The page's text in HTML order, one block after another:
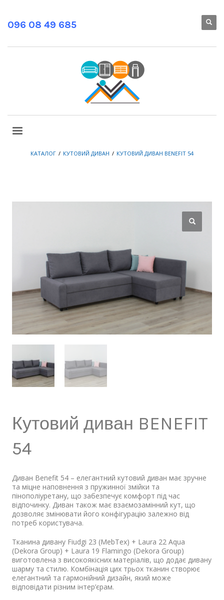
096 08 49 685
КАТАЛОГ КУТОВИЙ ДИВАН КУТОВИЙ ДИВАН BENEFIT 54
Кутовий диван BENEFIT
54
Диван Benefit 54 – елегантний кутовий диван має зручне
та міцне наповнення з пружинної змійки та
пінополіуретану, що забезпечує комфорт під час
відпочинку. Диван також має взаємозамінний кут, що
дозволяє змінювати його конфігурацію залежно від
потреб користувача.
Тканина дивану Fiudgi 23 (MebTex) + Laura 22 Aqua
(Dekora Group) + Laura 19 Flamingo (Dekora Group)
виготовлена з високоякісних матеріалів, що додає дивану
шарму та стилю. Комбінація цих трьох тканин створює
елегантний та гармонійний дизайн, який може
відповідати різним інтер’єрам.